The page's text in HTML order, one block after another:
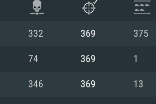
332 369 375
74 369 1
346 369 13